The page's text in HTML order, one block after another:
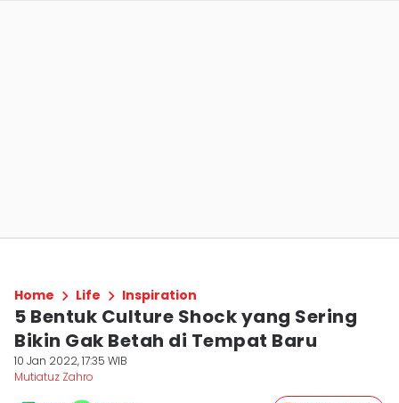
Home Life Inspiration
5 Bentuk Culture Shock yang Sering
Bikin Gak Betah di Tempat Baru
10 Jan 2022, 17:35 WIB
Mutiatuz Zahro